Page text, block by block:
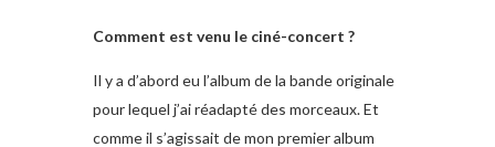
Comment est venu le ciné-concert ?
Il y a d’abord eu l’album de la bande originale
pour lequel j’ai réadapté des morceaux. Et
comme il s’agissait de mon premier album